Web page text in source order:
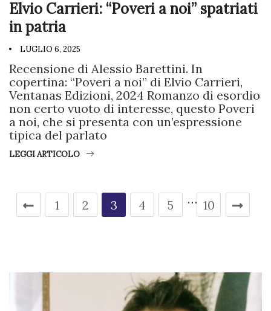
Elvio Carrieri: “Poveri a noi” spatriati
in patria
LUGLIO 6, 2025
Recensione di Alessio Barettini. In
copertina: “Poveri a noi” di Elvio Carrieri,
Ventanas Edizioni, 2024 Romanzo di esordio
non certo vuoto di interesse, questo Poveri
a noi, che si presenta con un’espressione
tipica del parlato
LEGGI ARTICOLO
1 2 3 4 5 … 10